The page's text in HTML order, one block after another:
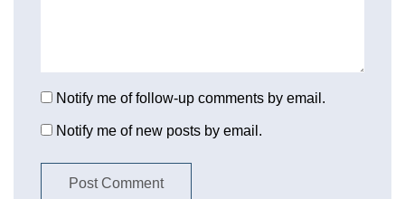
Notify me of follow-up comments by email.
Notify me of new posts by email.